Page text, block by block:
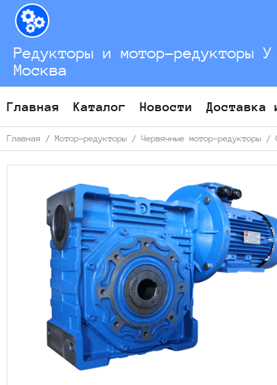
Перейти
содержимому
Редукторы и мотор-редукторы
Москва
Главная Каталог Новости Доставка
Главная / Мотор-редукторы / Червячные мотор-редукторы /